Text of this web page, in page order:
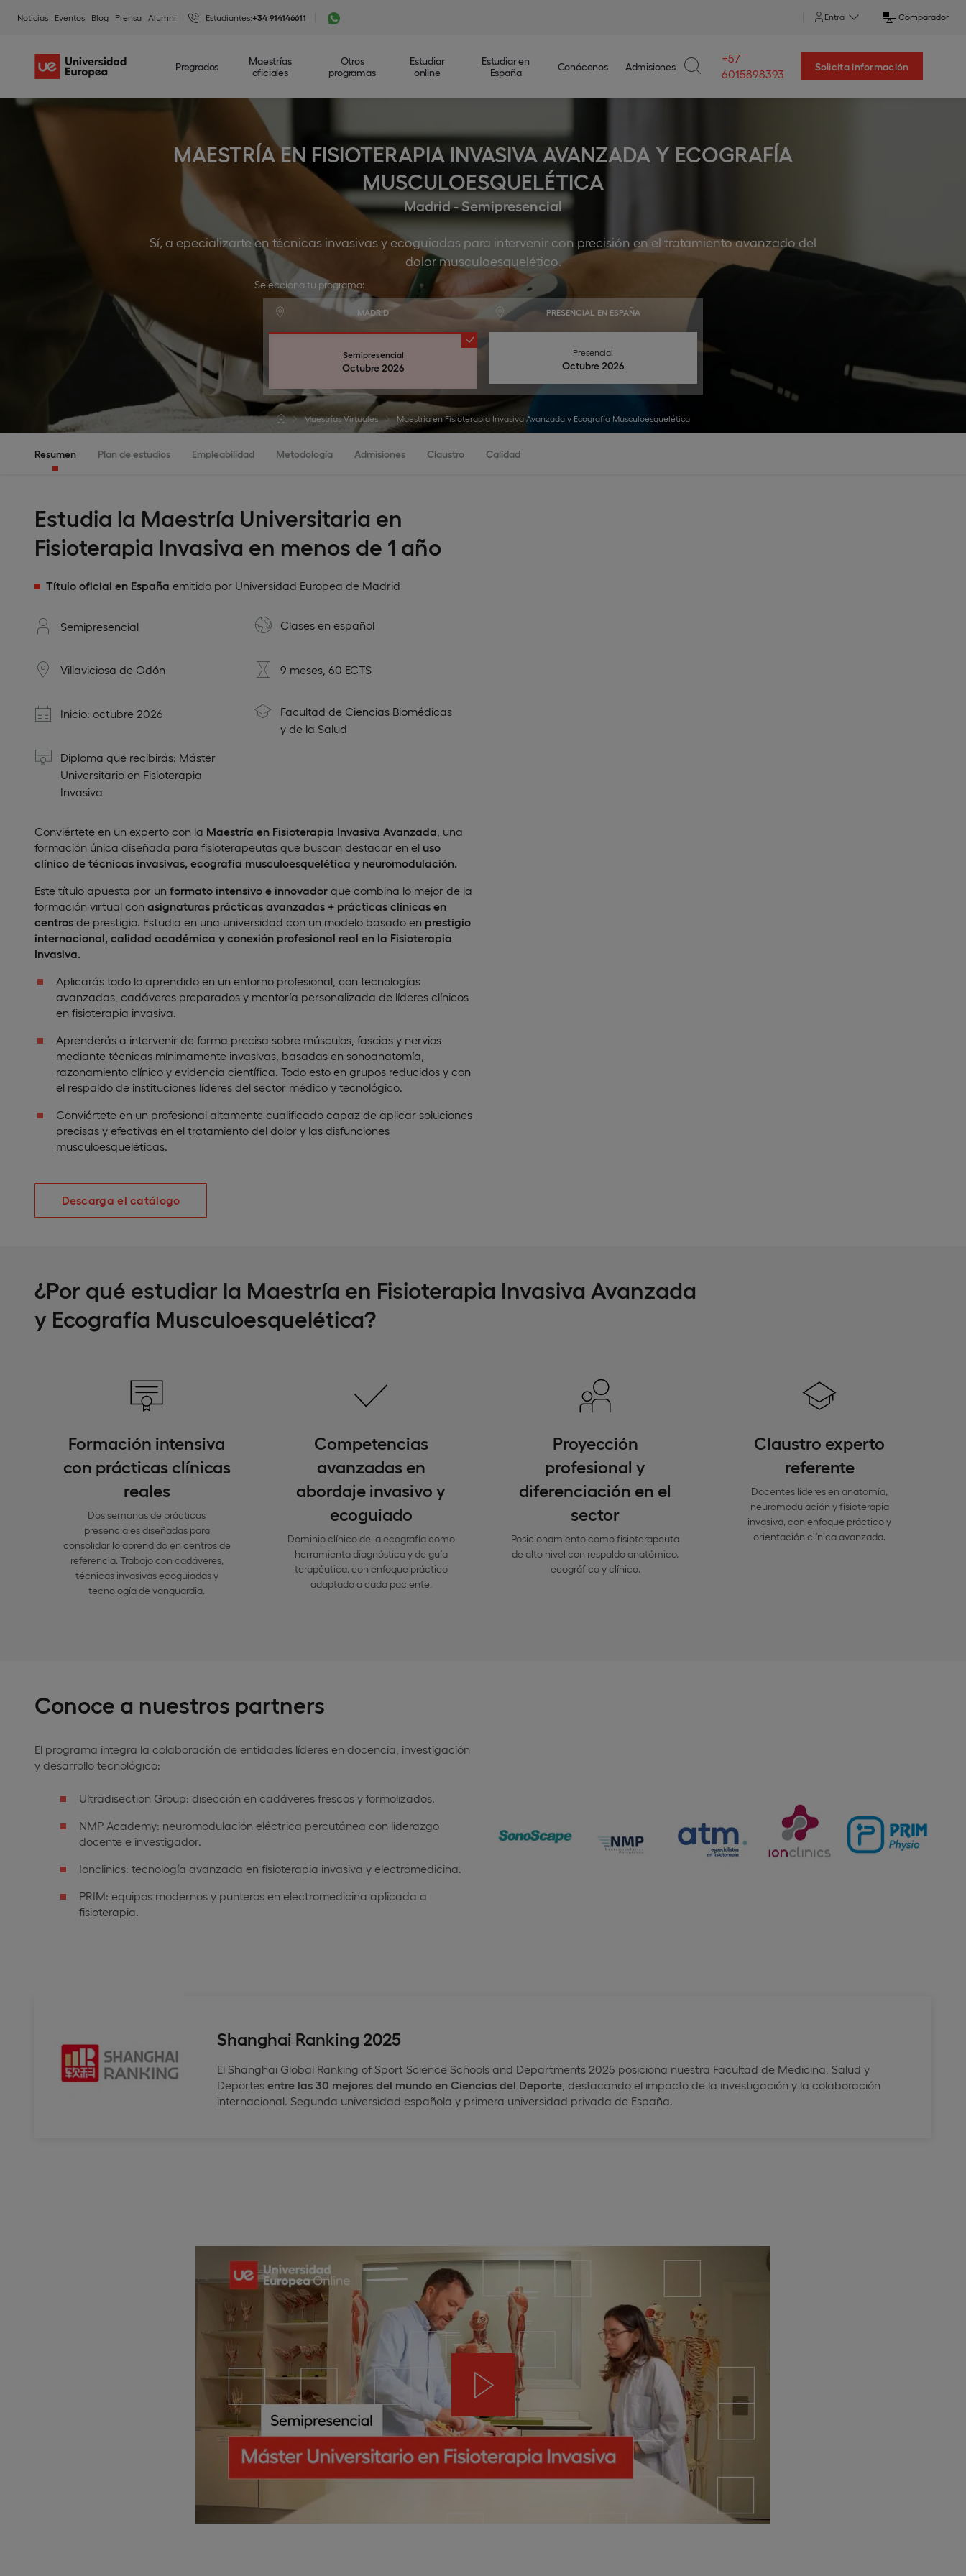
Noticias Eventos Blog Prensa Alumni Estudiantes:+34 914146611 Entra Comparador
Pregrados
Maestrías
oficiales
Otros
programas
Estudiar
online
Estudiar en
España
Conócenos Admisiones
+57
6015898393
Solicita información
MAESTRÍA EN FISIOTERAPIA INVASIVA AVANZADA Y ECOGRAFÍA
MUSCULOESQUELÉTICA
Madrid - Semipresencial
Sí, a epecializarte en técnicas invasivas y ecoguiadas para intervenir con precisión en el tratamiento avanzado del
dolor musculoesquelético.
Selecciona tu programa:
MADRID
Semipresencial
Octubre 2026
PRESENCIAL EN ESPAÑA
Presencial
octubre 2026
Maestrías Virtuales Maestría en Fisioterapia Invasiva Avanzada y Ecografía Musculoesquelética
Resumen Plan de estudios Empleabilidad Metodología Admisiones Claustro Calidad
Estudia la Maestría Universitaria en
Fisioterapia Invasiva en menos de 1 año
Título oficial en España emitido por Universidad Europea de Madrid
Semipresencial Clases en español
Villaviciosa de Odón 9 meses, 60 ECTS
Inicio: octubre 2026
Facultad de Ciencias Biomédicas
y de la Salud
Diploma que recibirás: Máster
Universitario en Fisioterapia
Invasiva
Conviértete en un experto con la Maestría en Fisioterapia Invasiva Avanzada , una
formación única diseñada para fisioterapeutas que buscan destacar en el uso
clínico de técnicas invasivas, ecografía musculoesquelética y neuromodulación.
Este título apuesta por un formato intensivo e innovador que combina lo mejor de la
formación virtual con asignaturas prácticas avanzadas + prácticas clínicas en
centros de prestigio. Estudia en una universidad con un modelo basado en prestigio
internacional, calidad académica y conexión profesional real en la Fisioterapia
Invasiva.
Aplicarás todo lo aprendido en un entorno profesional, con tecnologías
avanzadas, cadáveres preparados y mentoría personalizada de líderes clínicos
en fisioterapia invasiva.
Aprenderás a intervenir de forma precisa sobre músculos, fascias y nervios
mediante técnicas mínimamente invasivas, basadas en sonoanatomía,
razonamiento clínico y evidencia científica. Todo esto en grupos reducidos y con
el respaldo de instituciones líderes del sector médico y tecnológico.
Conviértete en un profesional altamente cualificado capaz de aplicar soluciones
precisas y efectivas en el tratamiento del dolor y las disfunciones
musculoesqueléticas.
Descarga el catálogo
¿Por qué estudiar la Maestría en Fisioterapia Invasiva Avanzada
y Ecografía Musculoesquelética?
Formación intensiva
con prácticas clínicas
reales
Dos semanas de prácticas
presenciales diseñadas para
consolidar lo aprendido en centros de
referencia. Trabajo con cadáveres,
técnicas invasivas ecoguiadas y
tecnología de vanguardia.
Competencias
avanzadas en
abordaje invasivo y
ecoguiado
Dominio clínico de la ecografía como
herramienta diagnóstica y de guía
terapéutica, con enfoque práctico
adaptado a cada paciente.
Proyección
profesional y
diferenciación en el
sector
Posicionamiento como fisioterapeuta
de alto nivel con respaldo anatómico,
ecográfico y clínico.
Claustro experto
referente
Docentes líderes en anatomía,
neuromodulación y fisioterapia
invasiva, con enfoque práctico y
orientación clínica avanzada.
Conoce a nuestros partners
El programa integra la colaboración de entidades líderes en docencia, investigación
y desarrollo tecnológico:
Ultradisection Group: disección en cadáveres frescos y formolizados.
NMP Academy: neuromodulación eléctrica percutánea con liderazgo
docente e investigador.
Ionclinics: tecnología avanzada en fisioterapia invasiva y electromedicina.
PRIM: equipos modernos y punteros en electromedicina aplicada a
fisioterapia.
Shanghai Ranking 2025
El Shanghai Global Ranking of Sport Science Schools and Departments 2025 posiciona nuestra Facultad de Medicina, Salud y
Deportesentre las 30 mejores del mundo en Ciencias del Deporte , destacando el impacto de la investigación y la colaboración
internacional. Segunda universidad española y primera universidad privada de España.